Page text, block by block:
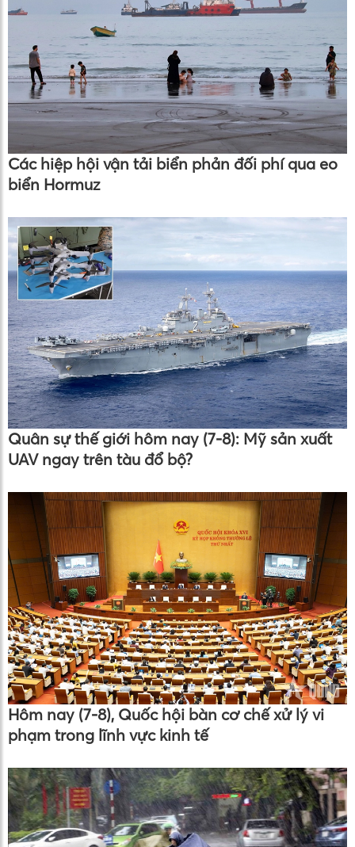
Các hiệp hội vận tải biển phản đối phí qua eo
biển Hormuz
Quân sự thế giới hôm nay (7-8): Mỹ sản xuất
UAV ngay trên tàu đổ bộ?
Hôm nay (7-8), Quốc hội bàn cơ chế xử lý vi
phạm trong lĩnh vực kinh tế